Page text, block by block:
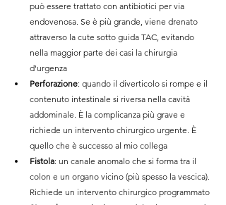
può essere trattato con antibiotici per via
endovenosa. Se è più grande, viene drenato
attraverso la cute sotto guida TAC, evitando
nella maggior parte dei casi la chirurgia
d'urgenza
Perforazione: quando il diverticolo si rompe e il
contenuto intestinale si riversa nella cavità
addominale. È la complicanza più grave e
richiede un intervento chirurgico urgente. È
quello che è successo al mio collega
Fistola: un canale anomalo che si forma tra il
colon e un organo vicino (più spesso la vescica).
Richiede un intervento chirurgico programmato